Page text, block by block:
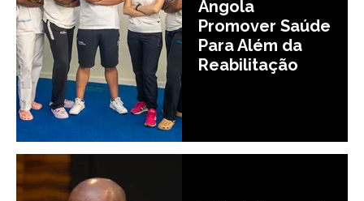
Angola
Promover Saúde
Para Além da
Reabilitação